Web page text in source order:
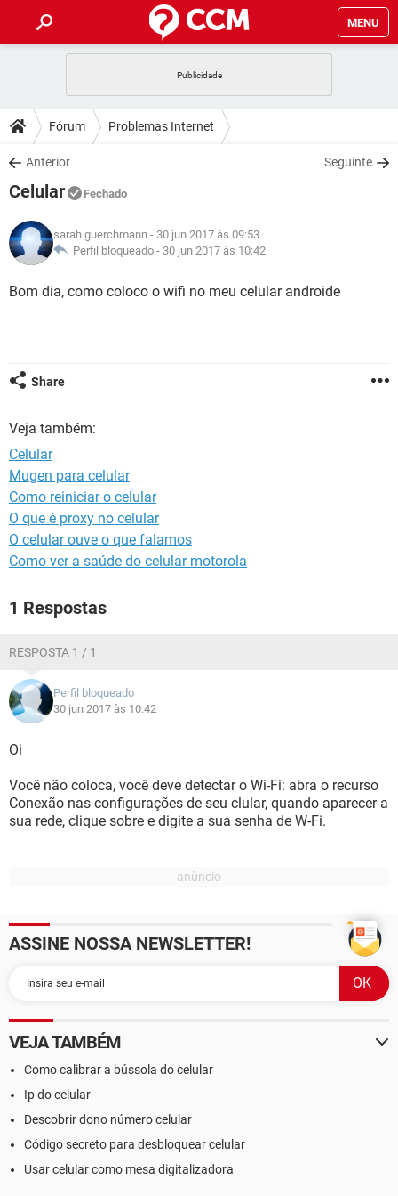
MENU
CELULAR FACEBOOK
OUTLOOK
INSTAGRAM
GUIA DE COMPRAS
DICAS
JOGOS WHATSAPP
INSTAGRAM GMAIL
GUIA DE COMPRAS
DOWNLOADS
JOGOS
CELULAR
OUTLOOK EXCEL
INSTAGRAM
JOGOS WHATSAPP
CELULAR
OUTLOOK EXCEL
GLOSSÁRIO
JOGOS WHATSAPP
INSTAGRAM
Fórum Problemas Internet
Anterior Seguinte
Celular Fechado
sarah guerchmann - 30 jun 2017 às 09:53
Perfil bloqueado - 30 jun 2017 às 10:42
Bom dia, como coloco o wifi no meu celular androide
Share
Veja também:
Celular
Mugen para celular
Como reiniciar o celular
O que é proxy no celular
O celular ouve o que falamos
Como ver a saúde do celular motorola
1 Respostas
RESPOSTA 1 / 1
Perfil bloqueado
30 jun 2017 às 10:42
Oi
Você não coloca, você deve detectar o Wi-Fi: abra o recurso
Conexão nas configurações de seu clular, quando aparecer a
sua rede, clique sobre e digite a sua senha de W-Fi.
ASSINE NOSSA NEWSLETTER!
VEJA TAMBÉM
Como calibrar a bússola do celular
Ip do celular
Descobrir dono número celular
Código secreto para desbloquear celular
Usar celular como mesa digitalizadora